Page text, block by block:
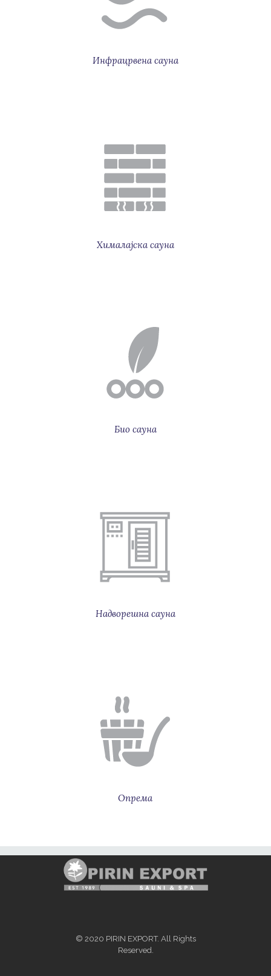
Инфрацрвена сауна
Хималајска сауна
Био сауна
Надворешна сауна
Опрема
© 2020 PIRIN EXPORT. All Rights
Reserved.